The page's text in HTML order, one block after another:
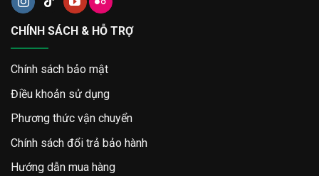
CHÍNH SÁCH & HỖ TRỢ
Chính sách bảo mật
Điều khoản sử dụng
Phương thức vận chuyển
Chính sách đổi trả bảo hành
Hướng dẫn mua hàng